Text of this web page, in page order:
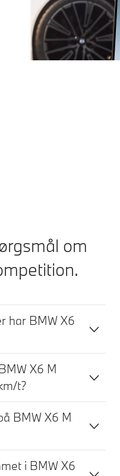
for det.
om
har BMW X6
X6 M
t?
BMW X6 M
i BMW X6